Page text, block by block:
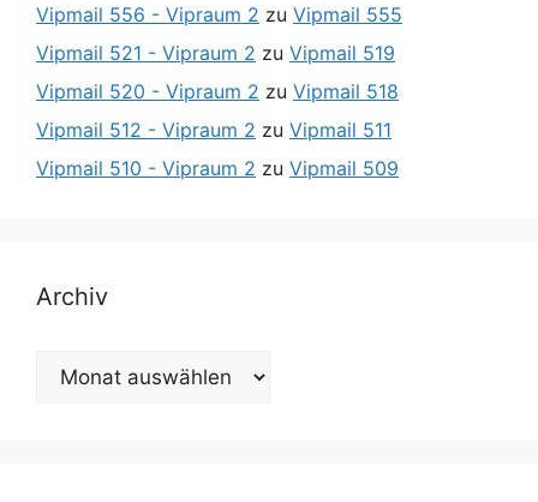
Vipmail 556 - Vipraum 2 zu Vipmail 555
Vipmail 521 - Vipraum 2 zu Vipmail 519
Vipmail 520 - Vipraum 2 zu Vipmail 518
Vipmail 512 - Vipraum 2 zu Vipmail 511
Vipmail 510 - Vipraum 2 zu Vipmail 509
Archiv
Archiv